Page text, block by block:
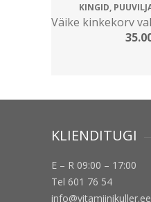
KINGID,
Väike kinkekorv
KLIENDITUGI
E – R 09:00 – 17:00
Tel 601 76 54
info@vitamiinikuller.ee